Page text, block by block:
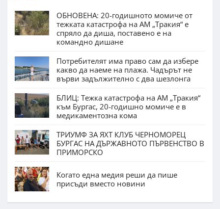
ОБНОВЕНА: 20-годишното момиче от
тежката катастрофа на АМ „Тракия“ е
спряло да диша, поставено е на
командно дишане
Потребителят има право сам да избере
какво да наеме на плажа. Чадърът не
върви задължително с два шезлонга
БЛИЦ: Тежка катастрофа на АМ „Тракия“
към Бургас, 20-годишно момиче е в
медикаментозна кома
ТРИУМФ ЗА ЯХТ КЛУБ ЧЕРНОМОРЕЦ
БУРГАС НА ДЪРЖАВНОТО ПЪРВЕНСТВО В
ПРИМОРСКО
Когато една медия реши да пише
присъди вместо новини